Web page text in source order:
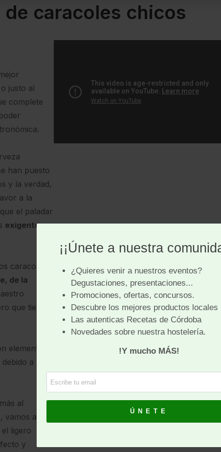
de caracoles chicos
justo al
complete
han puesto
y la verdad,
a la
el paladar
exigente y
caracoles
de la
que tiene
elementos
a la
al
, vamos a
ligero
y